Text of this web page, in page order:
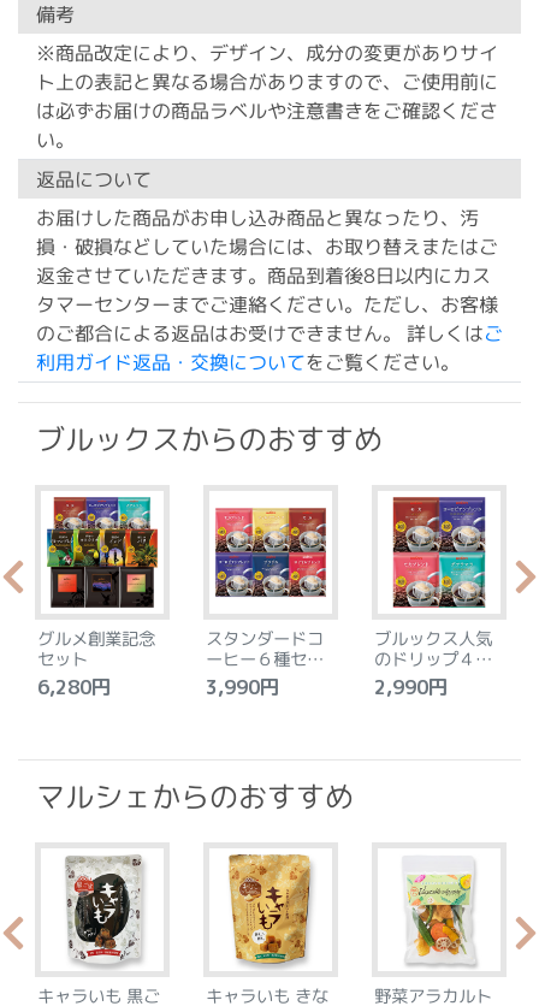
備考
※商品改定により、デザイン、成分の変更がありサイ
ト上の表記と異なる場合がありますので、ご使用前に
は必ずお届けの商品ラベルや注意書きをご確認くださ
い。
返品について
お届けした商品がお申し込み商品と異なったり、汚
損・破損などしていた場合には、お取り替えまたはご
返金させていただきます。商品到着後8日以内にカス
タマーセンターまでご連絡ください。ただし、お客様
のご都合による返品はお受けできません。 詳しくはご
利用ガイド返品・交換についてをご覧ください。
ブルックスからのおすすめ
グルメ創業記念
セット
6,280円
スタンダードコ
ーヒー６種セッ
ト
3,990円
ブルックス人気
のドリップ４種
セット
2,990円
マルシェからのおすすめ
キャラいも 黒ご キャラいも きな 野菜アラカルト